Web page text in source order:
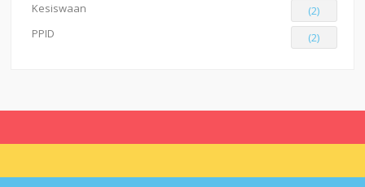
Kesiswaan
(2)
PPID
(2)